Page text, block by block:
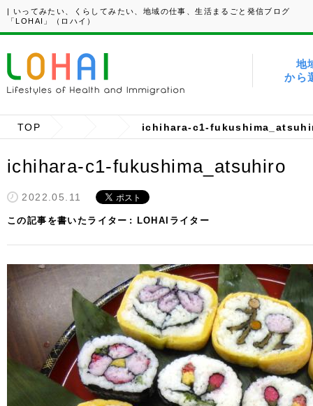
| いってみたい、くらしてみたい、地域の仕事、生活まるごと発信ブログ
「LOHAI」（ロハイ）
地
から
TOP ichihara-c1-
ichihara-c1-fukushima_atsuhiro
2022.05.11
この記事を書いたライター LOHAIライター